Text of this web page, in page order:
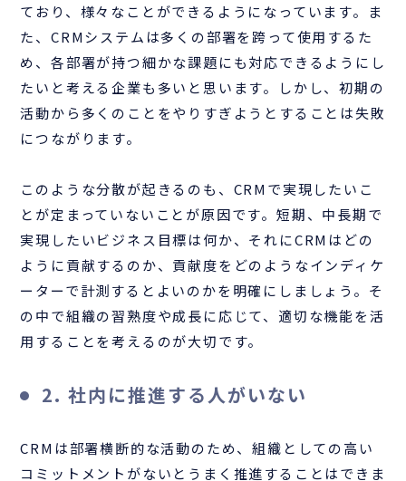
ており、様々なことができるようになっています。ま
た、CRMシステムは多くの部署を跨って使用するた
め、各部署が持つ細かな課題にも対応できるようにし
たいと考える企業も多いと思います。しかし、初期の
活動から多くのことをやりすぎようとすることは失敗
につながります。
このような分散が起きるのも、CRMで実現したいこ
とが定まっていないことが原因です。短期、中長期で
実現したいビジネス目標は何か、それにCRMはどの
ように貢献するのか、貢献度をどのようなインディケ
ーターで計測するとよいのかを明確にしましょう。そ
の中で組織の習熟度や成長に応じて、適切な機能を活
用することを考えるのが大切です。
2. 社内に推進する人がいない
CRMは部署横断的な活動のため、組織としての高い
コミットメントがないとうまく推進することはできま